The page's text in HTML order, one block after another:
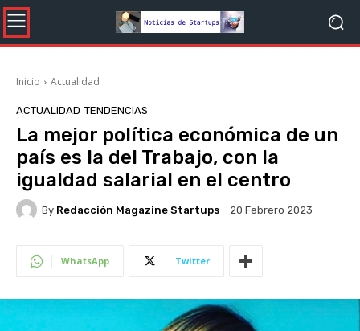
Inicio Actualidad
ACTUALIDAD TENDENCIAS
La mejor política económica de un
país es la del Trabajo, con la
igualdad salarial en el centro
By Redacción Magazine Startups 20 Febrero 2023
WhatsApp Twitter